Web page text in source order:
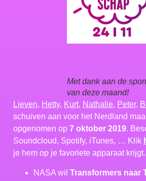
Met dank aan de
van deze maand!
Lieven, Hetty, Kurt, Nathalie, Peter,
schuiven aan voor het Nerdland
opgenomen op 7 oktober 2019.
Soundcloud, Spotify, iTunes, … Klik
je hem op je favoriete apparaat krijgt.
NASA wil Transformers naar